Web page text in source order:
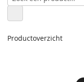
Productoverzicht